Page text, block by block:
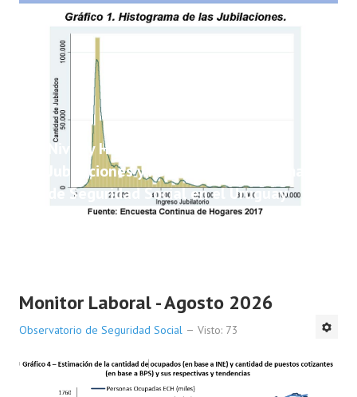
Nivel y Heterogeneidad de las
Jubilaciones y Pensiones del Sistema
de Seguridad Social en el Uruguay
Monitor Laboral - Agosto 2026
Observatorio de Seguridad Social Visto: 73